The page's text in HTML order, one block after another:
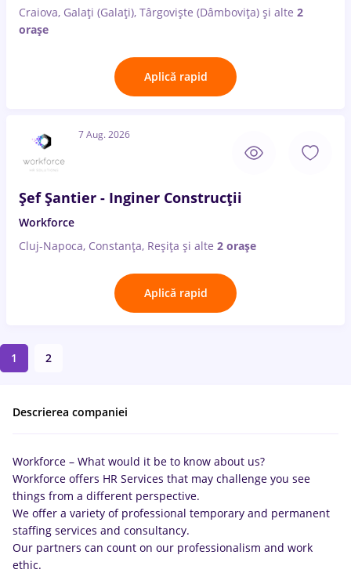
Craiova, Galați (Galați), Târgoviște (Dâmbovița) și alte 2
orașe
Aplică rapid
7 Aug. 2026
Șef Șantier - Inginer Construcții
Workforce
Cluj-Napoca, Constanța, Reșița și alte 2 orașe
Aplică rapid
1 2
Descrierea companiei
Workforce – What would it be to know about us?
Workforce offers HR Services that may challenge you see
things from a different perspective.
We offer a variety of professional temporary and permanent
staffing services and consultancy.
Our partners can count on our professionalism and work
ethic.